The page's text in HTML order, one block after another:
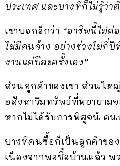
ประเทศ และบางทีก็ไม่รู้ว่า
เขาบอกอีกว่า “อาชีพนี้ไม่ค่
ไม่มีคนจ้าง อย่างช่วงไม่กี่
งานแค่ปีละครั้งเอง”
ส่วนลูกค้าของเขา ส่วนให
อสังหาริมทรัพย์ที่พยายามจ
หากไม่ได้รับการพิสูจน์ คน
บางทีคนซื้อก็เป็นลูกค้าขอ
เนื่องจากพอซื้อบ้านแล้ว พว